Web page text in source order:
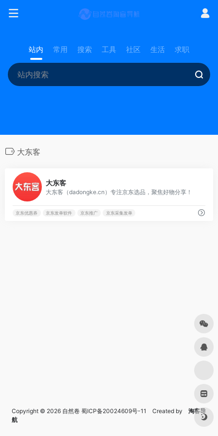
站内 常用 搜索 工具 社区 生活 求职
大东客
大东客
大东客（dadongke.cn）专注京东选品，聚焦好物分享！
京东优惠券 京东发单软件 京东推广 京东采集发单
Copyright © 2026 自然卷 蜀ICP备20024609号-11 Created by
淘客导
航